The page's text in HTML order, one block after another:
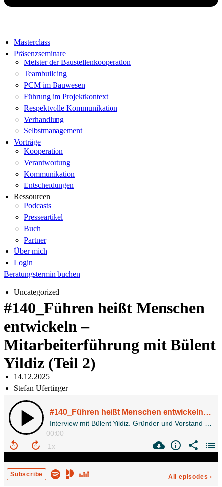
Masterclass
Präsenzseminare
Meister der Baustellenkooperation
Teambuilding
PCM im Bauwesen
Führung im Projektkontext
Respektvolle Kommunikation
Verhandlung
Selbstmanagement
Vorträge
Kooperation
Verantwortung
Kommunikation
Entscheidungen
Ressourcen
Podcasts
Presseartikel
Buch
Partner
Über mich
Login
Beratungstermin buchen
Uncategorized
#140_Führen heißt Menschen
entwickeln –
Mitarbeiterführung mit Bülent
Yildiz (Teil 2)
14.12.2025
Stefan Ufertinger